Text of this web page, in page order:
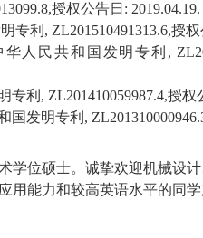
授权公告日 : 2019.04.19.
专利 , ZL201510491313.6,授权
华人民共和国发明专利 ,
专利 , ZL201410059987.4,授权
国发明专利 ,
学位硕士。诚挚欢迎机械设
能力和较高英语水平的同学